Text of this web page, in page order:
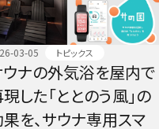
03-05 トピックス
ナの外気浴を屋内で
した「ととのう風」の
を、サウナ専用スマ